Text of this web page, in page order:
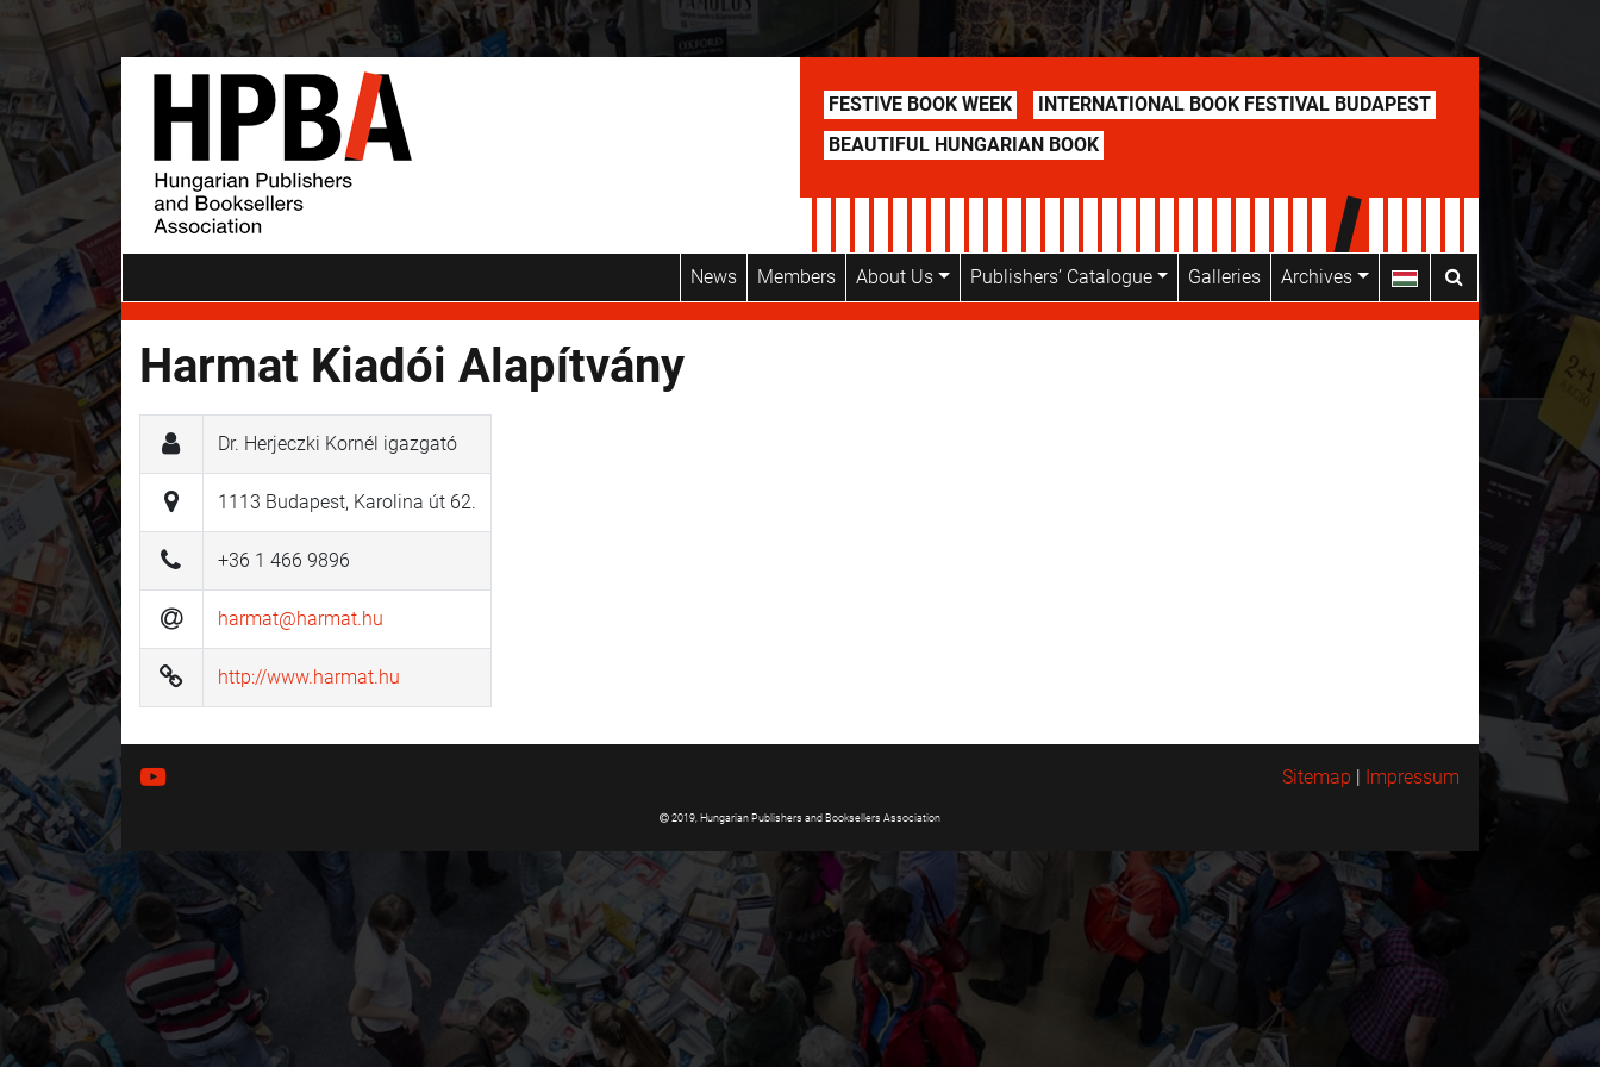
FESTIVE BOOK WEEK
INTERNATIONAL BOOK FESTIVAL BUDAPEST
BEAUTIFUL HUNGARIAN BOOK
News Members About Us Publishers’ Catalogue Galleries Archives
Harmat Kiadói Alapítvány
Dr. Herjeczki Kornél igazgató
1113 Budapest, Karolina út 62.
+36 1 466 9896
harmat@harmat.hu
http://www.harmat.hu
Sitemap | Impressum
2019, Hungarian Publishers and Booksellers Association